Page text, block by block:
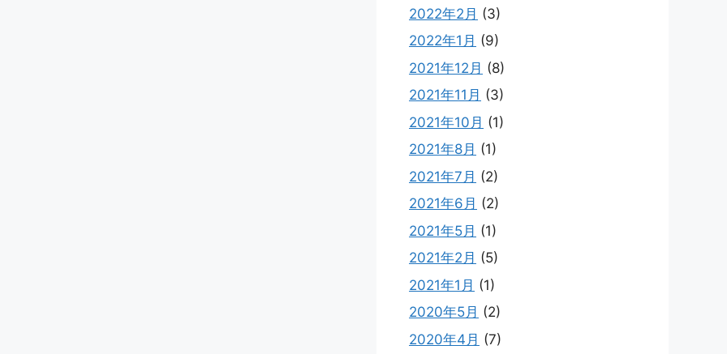
2022年2月 (3)
2022年1月 (9)
2021年12月 (8)
2021年11月 (3)
2021年10月 (1)
2021年8月 (1)
2021年7月 (2)
2021年6月 (2)
2021年5月 (1)
2021年2月 (5)
2021年1月 (1)
2020年5月 (2)
2020年4月 (7)